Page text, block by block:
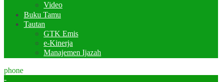
Video
Buku Tamu
Tautan
GTK Emis
e-Kinerja
Manajemen Ijazah
phone
-